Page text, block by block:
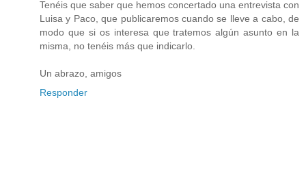
Tenéis que saber que hemos concertado una entrevista con
Luisa y Paco, que publicaremos cuando se lleve a cabo, de
modo que si os interesa que tratemos algún asunto en la
misma, no tenéis más que indicarlo.
Un abrazo, amigos
Responder